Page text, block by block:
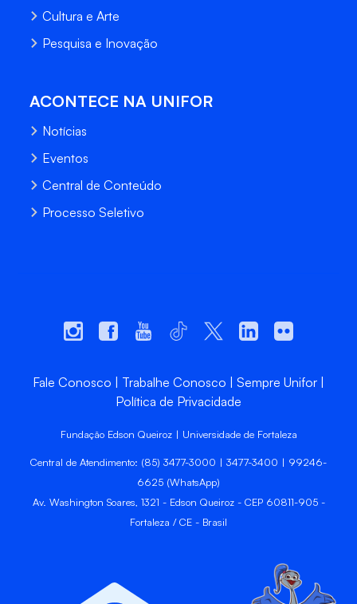
Cultura e Arte
Pesquisa e Inovação
ACONTECE NA UNIFOR
Notícias
Eventos
Central de Conteúdo
Processo Seletivo
Fale Conosco Trabalhe Conosco
Sempre Unifor
Política de Privacidade
Fundação Edson Queiroz | Universidade de Fortaleza
Central de Atendimento: (85) 3477-3000 | 3477-3400 | 99246-
6625 (WhatsApp)
Av. Washington Soares, 1321 - Edson Queiroz - CEP 60811-905 -
Fortaleza / CE - Brasil